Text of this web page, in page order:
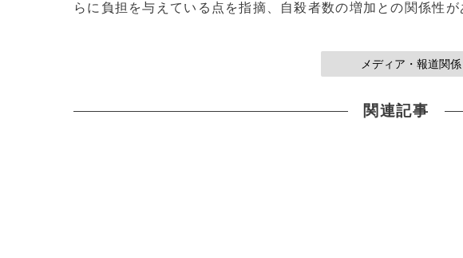
らに負担を与えている点を指摘、自殺者数の増加との関係性
メディア・報道関
関連記事